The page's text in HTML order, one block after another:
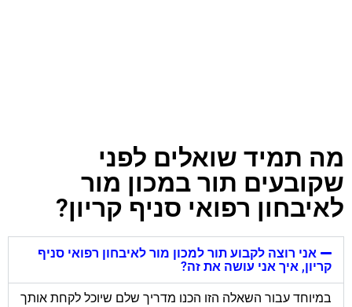
מה תמיד שואלים לפני
שקובעים תור במכון מור
לאיבחון רפואי סניף קריון?
אני רוצה לקבוע תור למכון מור לאיבחון רפואי סניף
קריון, איך אני עושה את זה?
במיוחד עבור השאלה הזו הכנו מדריך שלם שיוכל לקחת אותך